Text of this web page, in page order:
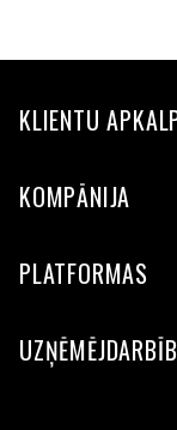
KLIENTU
KOMPĀNIJA
PLATFORMAS